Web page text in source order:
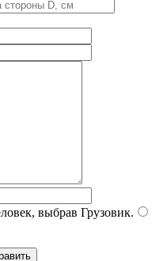
выбрав Грузовик.